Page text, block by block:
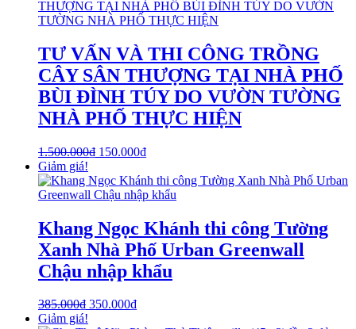
TƯ VẤN VÀ THI CÔNG TRỒNG
CÂY SÂN THƯỢNG TẠI NHÀ PHỐ
BÙI ĐÌNH TÚY DO VƯỜN TƯỜNG
NHÀ PHỐ THỰC HIỆN
1.500.000₫ 150.000₫
Giảm giá!
Khang Ngọc Khánh thi công Tường
Xanh Nhà Phố Urban Greenwall
Chậu nhập khẩu
385.000₫ 350.000₫
Giảm giá!